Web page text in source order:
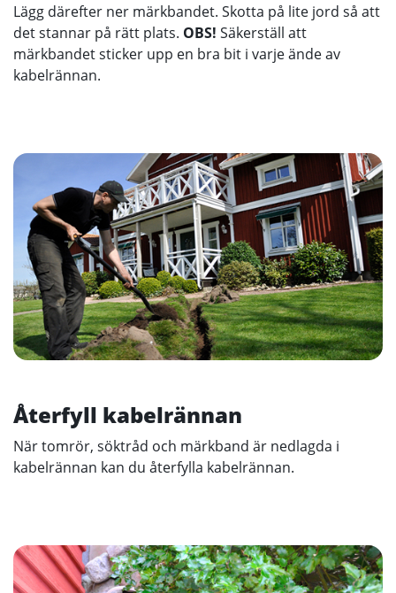
Lägg därefter ner märkbandet. Skotta på lite jord så att
det stannar på rätt plats. OBS! Säkerställ att
märkbandet sticker upp en bra bit i varje ände av
kabelrännan.
Återfyll kabelrännan
När tomrör, söktråd och märkband är nedlagda i
kabelrännan kan du återfylla kabelrännan.